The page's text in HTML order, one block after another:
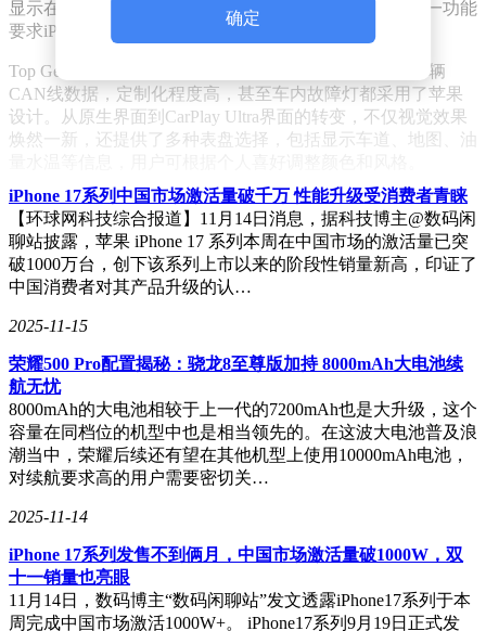
显示在仪表盘上，为驾驶者提供更丰富的信息显示。这一功能
要求iPhone 12及以上机型，以及iOS 18.5及以上版本。
Top Gear对CarPlay Ultra的评价颇高，称赞其深度读取车辆
CAN线数据，定制化程度高，甚至车内故障灯都采用了苹果
设计。从原生界面到CarPlay Ultra界面的转变，不仅视觉效果
焕然一新，还提供了多种表盘选择，包括显示车道、地图、油
此次升级还带来了对车辆控制的全面革新。用户现在可以通过
CarPlay Ultra控制空调、座椅，以及调整转向、悬架硬度、排
气声等驾驶参数，这些界面同样融入了苹果的UI设计。新增
的小部件功能允许用户快速访问不同功能，虽然目前数量有
限，但实用性颇高。
值得注意的是，CarPlay Ultra在设计上采用了“穿透UI”理念，
即在部分界面保留了原生车机设计。例如，在音响设置和倒车
影像中，用户会跳转到原生界面，而表盘则保持CarPlay风
格，这种设计既保留了车辆特色，又确保了用户界面的统一
性。
尽管CarPlay Ultra亮点频出，但并非所有车企都对此持欢迎态
度。奔驰、奥迪、沃尔沃等巨头表达了抗拒，担心数据安全和
系统控制权的丧失。苹果虽承诺有明确的数据共享规范，但其
斯拉的传闻，更让车企担忧被“夺舍”。
确定
iPhone 17系列中国市场激活量破千万 性能升级受消费者青睐
【环球网科技综合报道】11月14日消息，据科技博主@数码闲
聊站披露，苹果 iPhone 17 系列本周在中国市场的激活量已突
破1000万台，创下该系列上市以来的阶段性销量新高，印证了
中国消费者对其产品升级的认…
2025-11-15
荣耀500 Pro配置揭秘：骁龙8至尊版加持 8000mAh大电池续
航无忧
8000mAh的大电池相较于上一代的7200mAh也是大升级，这个
容量在同档位的机型中也是相当领先的。在这波大电池普及浪
潮当中，荣耀后续还有望在其他机型上使用10000mAh电池，
对续航要求高的用户需要密切关…
2025-11-14
iPhone 17系列发售不到俩月，中国市场激活量破1000W，双
十一销量也亮眼
11月14日，数码博主“数码闲聊站”发文透露iPhone17系列于本
周完成中国市场激活1000W+。 iPhone17系列9月19日正式发